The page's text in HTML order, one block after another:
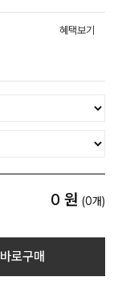
혜택보기
0 원 (0개)
바로구매